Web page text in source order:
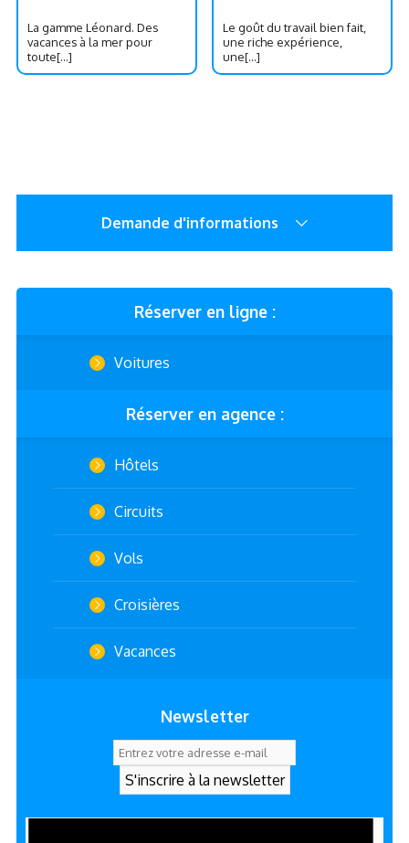
Réserver en ligne :
Voitures
Réserver en agence :
Hôtels
Circuits
Vols
Croisières
Vacances
Newsletter
La gamme Léonard. Des
vacances à la mer pour
toute[...]
Le goût du travail bien fait,
une riche expérience,
une[...]
Demande d'informations